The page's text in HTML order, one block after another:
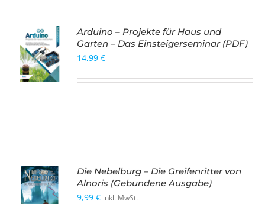
IN DEN
WARENKORB
Arduino – Projekte für Haus und
Garten – Das Einsteigerseminar (PDF)
14,99€
IN DEN
Die Nebelburg – Die Greifenritter von
Alnoris (Gebundene Ausgabe)
9,99€ inkl. MwSt.